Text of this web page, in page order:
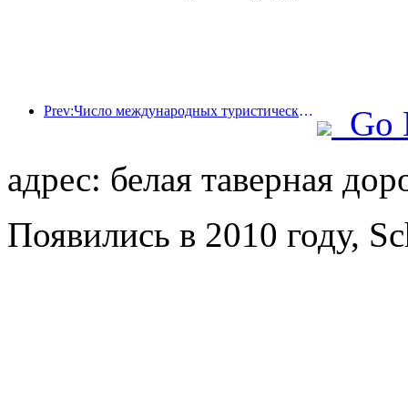
Prev:Число международных туристических прибытий в мире в первой половине года увеличилось на 5% в годовом исчислении
Go
адрес: белая таверная
Появились в 2010 году,